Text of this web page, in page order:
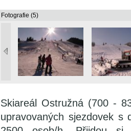
Fotografie (5)
Skiareál Ostružná (700 -
upravovaných sjezdovek